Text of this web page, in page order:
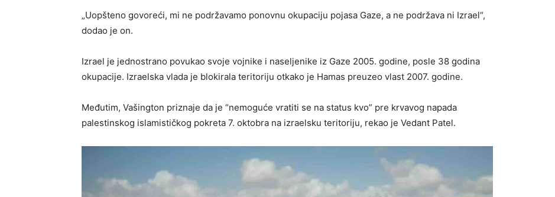
„Uopšteno govoreći, mi ne podržavamo ponovnu okupaciju pojasa Gaze, a ne podržava ni Izrael“,
dodao je on.
Izrael je jednostrano povukao svoje vojnike i naseljenike iz Gaze 2005. godine, posle 38 godina
okupacije. Izraelska vlada je blokirala teritoriju otkako je Hamas preuzeo vlast 2007. godine.
Međutim, Vašington priznaje da je “nemoguće vratiti se na status kvo” pre krvavog napada
palestinskog islamističkog pokreta 7. oktobra na izraelsku teritoriju, rekao je Vedant Patel.